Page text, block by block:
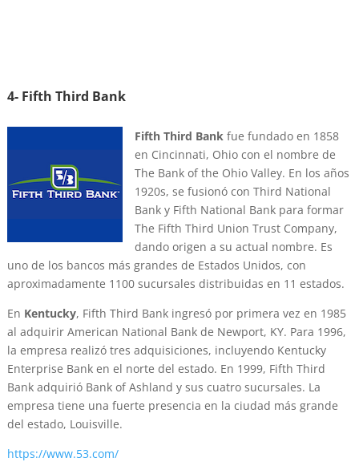
4- Fifth Third Bank
Fifth Third Bankfue fundado en 1858
en Cincinnati, Ohio con el nombre de
The Bank of the Ohio Valley. En los años
1920s, se fusionó con Third National
Bank y Fifth National Bank para formar
The Fifth Third Union Trust Company,
dando origen a su actual nombre. Es
uno de los bancos más grandes de Estados Unidos, con
aproximadamente 1100 sucursales distribuidas en 11 estados.
En Kentucky, Fifth Third Bank ingresó por primera vez en 1985
al adquirir American National Bank de Newport, KY. Para 1996,
la empresa realizó tres adquisiciones, incluyendo Kentucky
Enterprise Bank en el norte del estado. En 1999, Fifth Third
Bank adquirió Bank of Ashland y sus cuatro sucursales. La
empresa tiene una fuerte presencia en la ciudad más grande
del estado, Louisville.
https://www.53.com/